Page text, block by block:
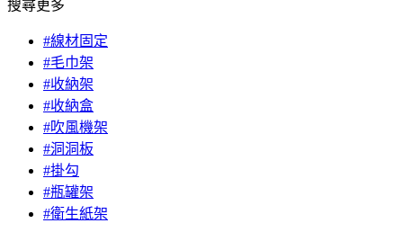
搜尋更多
#線材固定
#毛巾架
#收納架
#收納盒
#吹風機架
#洞洞板
#掛勾
#瓶罐架
#衛生紙架